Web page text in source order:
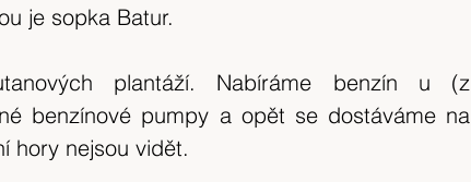
je sopka Batur.
plantáží. Nabíráme benzín u (z
benzínové pumpy a opět se dostáváme na
hory nejsou vidět.